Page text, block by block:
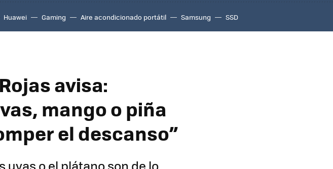
Huawei Gaming Aire acondicionado portátil Samsung SSD
avisa:
mango o piña
el descanso”
uvas o el plátano son de lo